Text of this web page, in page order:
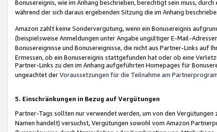
Bonusereignis, wie im Anhang beschrieben, berechtigt sein muss,
während der sich daraus ergebenden Sitzung die im Anhang
Amazon zahlt keine Sondervergütung, wenn ein Bonusereignis
(beispielsweise Anmeldungen unter Angabe ungültiger E-Mail-
Bonusereignisse und Bonusereignisse, die nicht aus Partner-Links auf
Ermessen, ob ein Bonusereignis stattgefunden hat oder ob eine
Partner-Links zu den im Anhang aufgeführten Homepages für
ungeachtet derVoraussetzungen für die Teilnahme am
5. Einschränkungen in Bezug auf Vergütungen
Partner-Tags sollten nur verwendet werden, um von den
Namen handelt) versuchst, Vergütungen sowohl vom Amazon